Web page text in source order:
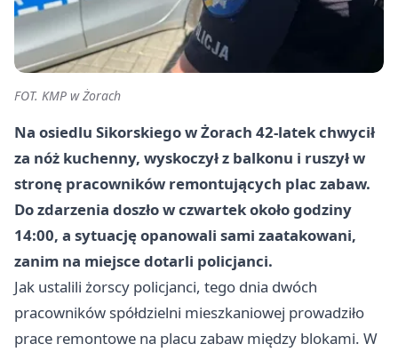
FOT. KMP w Żorach
Na osiedlu Sikorskiego w Żorach 42-latek chwycił
za nóż kuchenny, wyskoczył z balkonu i ruszył w
stronę pracowników remontujących plac zabaw.
Do zdarzenia doszło w czwartek około godziny
14:00, a sytuację opanowali sami zaatakowani,
zanim na miejsce dotarli policjanci.
Jak ustalili żorscy policjanci, tego dnia dwóch
pracowników spółdzielni mieszkaniowej prowadziło
prace remontowe na placu zabaw między blokami. W